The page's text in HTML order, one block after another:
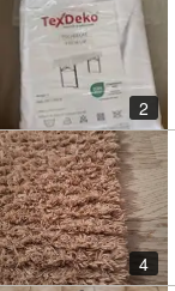
2
4